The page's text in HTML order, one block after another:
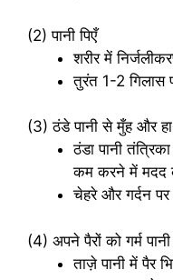
(2) पानी पिएँ
शरीर में
तुरंत 1-2 गिलास
(3) ठंडे पानी से मुँह और
ठंडा पानी
कम करने में मदद
चेहरे और गर्दन
(4) अपने पैरों को गर्म
ताज़े पानी में पैर